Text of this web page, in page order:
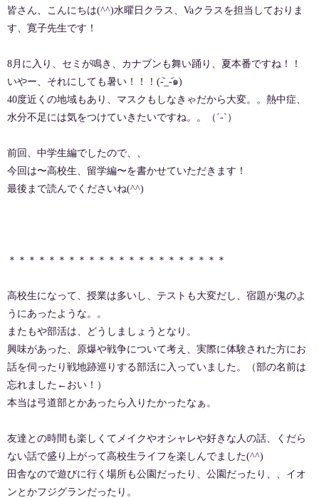
皆さん、こんにちは(^^)水曜日クラス、Vaクラスを担当しておりま
す、寛子先生です！
8月に入り、セミが鳴き、カナブンも舞い踊り、夏本番ですね！！
いやー、それにしても暑い！！！(-᷅_-᷄๑)
40度近くの地域もあり、マスクもしなきゃだから大変。。熱中症、
水分不足には気をつけていきたいですね。。（´-`）
前回、中学生編でしたので、、
今回は〜高校生、留学編〜を書かせていただきます！
最後まで読んでくださいね(^^)
＊＊＊＊＊＊＊＊＊＊＊＊＊＊＊＊＊＊＊＊＊＊
高校生になって、授業は多いし、テストも大変だし、宿題が鬼のよ
うにあったような。。
またもや部活は、どうしましょうとなり。
興味があった、原爆や戦争について考え、実際に体験された方にお
話を伺ったり戦地跡巡りする部活に入っていました。（部の名前は
忘れました←おい！）
本当は弓道部とかあったら入りたかったなぁ。
友達との時間も楽しくてメイクやオシャレや好きな人の話、くだら
ない話で盛り上がって高校生ライフを楽しんでました(^^)
田舎なので遊びに行く場所も公園だったり、公園だったり、、イオ
ンとかフジグランだったり。